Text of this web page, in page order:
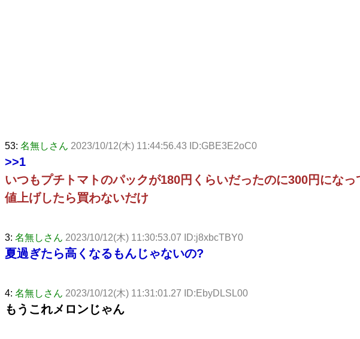
53: 名無しさん 2023/10/12(木) 11:44:56.43 ID:GBE3E2oC0
>>1
いつもプチトマトのパックが180円くらいだったのに300円にな
値上げしたら買わないだけ
3: 名無しさん 2023/10/12(木) 11:30:53.07 ID:j8xbcTBY0
夏過ぎたら高くなるもんじゃないの?
4: 名無しさん 2023/10/12(木) 11:31:01.27 ID:EbyDLSL00
もうこれメロンじゃん